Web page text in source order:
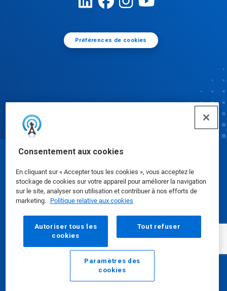
Consentement aux cookies
En cliquant sur « Accepter tous les cookies », vous acceptez le
stockage de cookies sur votre appareil pour améliorer la navigation
sur le site, analyser son utilisation et contribuer à nos efforts de
marketing. Politique relative aux cookies
Autoriser tous les
cookies
Tout refuser
Paramètres des
cookies
Préférences de cookies
E-mail Appelez
Fiches de données de sécurité|Politique de
confidentialité|conditions d'utilisation